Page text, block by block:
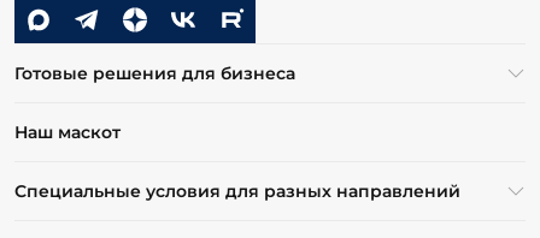
Готовые решения для бизнеса
Наш маскот
Специальные условия для разных направлений